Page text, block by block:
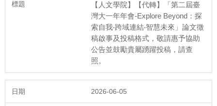
【人文學院】【代轉】「第二屆臺
灣大一年年會-Explore Beyond：探
索自我‧跨域連結‧智慧未來」論文徵
稿啟事及投稿格式，敬請惠予協助
公告並鼓勵貴屬踴躍投稿，請查
照。
2026-06-05